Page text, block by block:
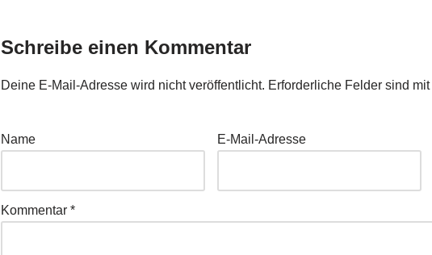
Schreibe einen Kommentar
Deine E-Mail-Adresse wird nicht veröffentlicht. Erforderliche Felder sind mit
Name E-Mail-Adresse
Kommentar *